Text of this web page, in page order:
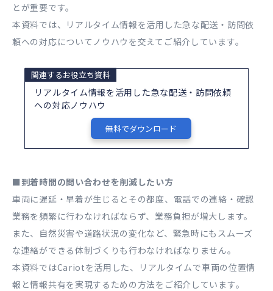
とが重要です。
本資料では、リアルタイム情報を活用した急な配送・訪問依
頼への対応についてノウハウを交えてご紹介しています。
関連するお役立ち資料
リアルタイム情報を活用した急な配送・訪問依頼
への対応ノウハウ
無料でダウンロード
■到着時間の問い合わせを削減したい方
車両に遅延・早着が生じるとその都度、電話での連絡・確認
業務を頻繁に行わなければならず、業務負担が増大します。
また、自然災害や道路状況の変化など、緊急時にもスムーズ
な連絡ができる体制づくりも行わなければなりません。
本資料ではCariotを活用した、リアルタイムで車両の位置情
報と情報共有を実現するための方法をご紹介しています。